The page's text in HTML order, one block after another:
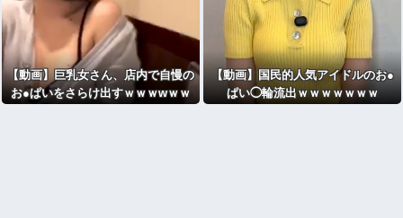
【動画】巨乳女さん、店内で自慢の
お●ぱいをさらけ出すｗｗｗwｗｗ
【動画】国民的人気アイドルのお●
ぱい◯輪流出ｗｗｗｗｗｗｗ